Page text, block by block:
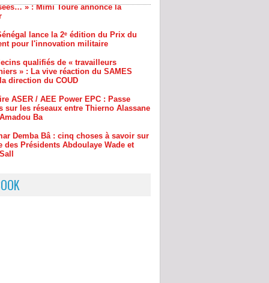
pour l'innovation militaire
» : La vive réaction du SAMES
direction du COUD
ASER / AEE Power EPC : Passe
sur les réseaux entre Thierno Alassane
Ba
Demba Bâ : cinq choses à savoir sur
des Présidents Abdoulaye Wade et